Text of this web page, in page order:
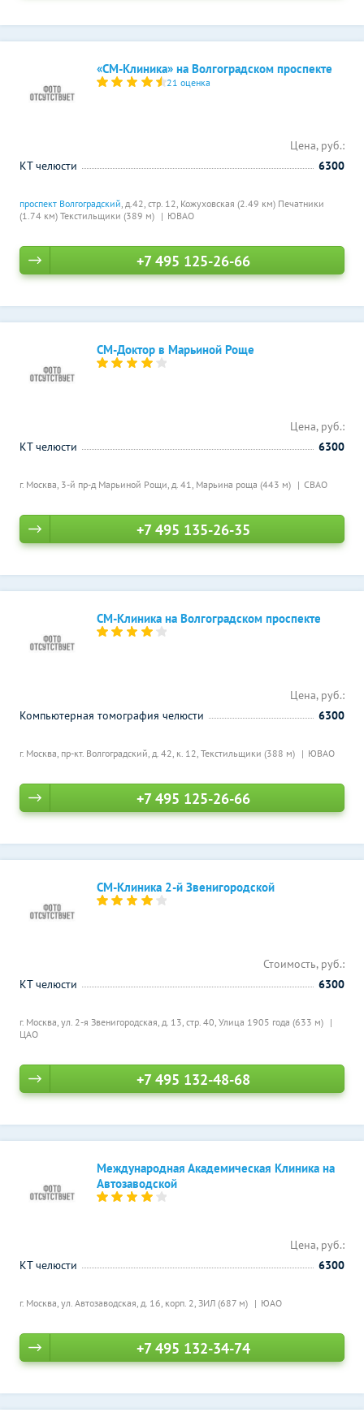
«СМ-Клиника» на Волгоградском проспекте
21 оценка
проспект Волгоградский, д.42, стр. 12, Кожуховская (2.49 км) Печатники
(1.74 км) Текстильщики (389 м) ЮВАО
Цена, руб.:
КТ челюсти
6300
+7 495 125-26-66
СМ-Доктор в Марьиной Роще
г. Москва, 3-й пр-д Марьиной Рощи, д. 41, Марьина роща (443 м) СВАО
Цена, руб.:
КТ челюсти
6300
+7 495 135-26-35
СМ-Клиника на Волгоградском проспекте
г. Москва, пр-кт. Волгоградский, д. 42, к. 12, Текстильщики (388 м) ЮВАО
Цена, руб.:
Компьютерная томография челюсти
6300
+7 495 125-26-66
СМ-Клиника 2-й Звенигородской
г. Москва, ул. 2-я Звенигородская, д. 13, стр. 40, Улица 1905 года (633 м)
ЦАО
Стоимость, руб.:
КТ челюсти
6300
+7 495 132-48-68
Международная Академическая Клиника на
Автозаводской
г. Москва, ул. Автозаводская, д. 16, корп. 2, ЗИЛ (687 м) ЮАО
Цена, руб.:
КТ челюсти
6300
+7 495 132-34-74